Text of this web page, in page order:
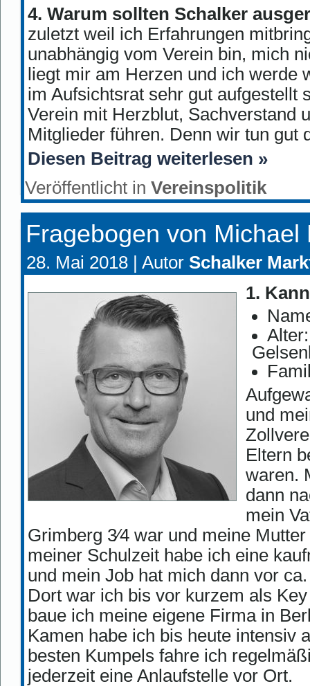
4. Warum sollten Schalker
zuletzt weil ich Erfahrungen
unabhängig vom Verein bin, mich
liegt mir am Herzen und ich werde
im Aufsichtsrat sehr gut aufgestellt
Verein mit Herzblut, Sachverstand
Mitglieder führen. Denn wir tun gut
Diesen Beitrag weiterlesen »
Veröffentlicht in Vereinspolitik
Fragebogen von Michael
28. Mai 2018 | Autor Schalker
1.
und
Eltern
waren.
dann
mein
Grimberg 3⁄4 war und meine
meiner Schulzeit habe ich eine
und mein Job hat mich dann vor
Dort war ich bis vor kurzem als
baue ich meine eigene Firma in
Kamen habe ich bis heute intensiv
besten Kumpels fahre ich
jederzeit eine Anlaufstelle vor Ort.